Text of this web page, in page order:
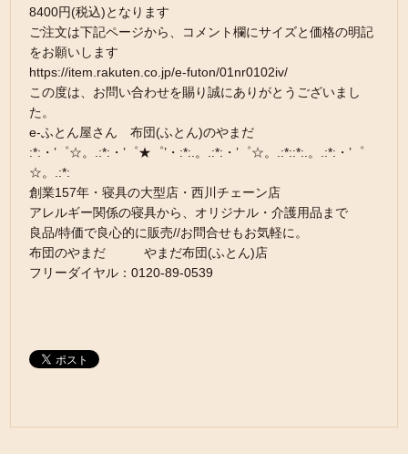
8400円(税込)となります
ご注文は下記ページから、コメント欄にサイズと価格の明記
をお願いします
https://item.rakuten.co.jp/e-futon/01nr0102iv/
この度は、お問い合わせを賜り誠にありがとうございまし
た。
e-ふとん屋さん 布団(ふとん)のやまだ
:*:・’゜☆。.:*:・’゜★゜’・:*:.。.:*:・’゜☆。.:*::*:.。.:*:・’゜
☆。.:*:
創業157年・寝具の大型店・西川チェーン店
アレルギー関係の寝具から、オリジナル・介護用品まで
良品/特価で良心的に販売//お問合せもお気軽に。
布団のやまだ やまだ布団(ふとん)店
フリーダイヤル：0120-89-0539